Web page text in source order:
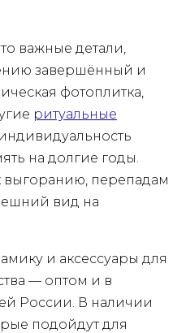
важные детали,
завершённый и
фотоплитка,
ритуальные
на долгие годы.
выгоранию, перепадам
вид на
и аксессуары для
— оптом и в
России. В наличии
подойдут для